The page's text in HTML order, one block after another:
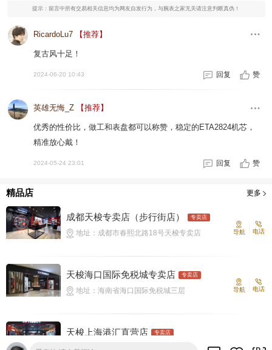
提示：留言中所有交易相关信息均为网友自发行为，与腕表之家无关请注意判断真伪！
RicardoLu7 【推荐】
复古风十足！
2024-06-20 10:43 回复 赞
英雄无悔_Z 【推荐】
优秀的性价比，做工和表盘都可以称赞，稳定的ETA2824机芯，
精准放心戴！
2024-05-24 23:01 回复 赞
精品店 更多
成都天梭专卖店（步行街店） 专卖店
地址：成都市春熙北路18号天梭专卖店 导航 电话
天梭海口国际免税城专卖店 专卖店
地址：海南省海口国际免税城三层 导航 电话
天梭上海港汇直营店 专卖店
导航 电话